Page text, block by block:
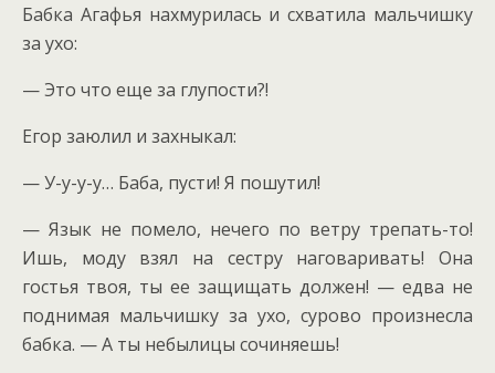
Бабка Агафья нахмурилась и схватила мальчишку
за ухо:
— Это что еще за глупости?!
Егор заюлил и захныкал:
— У-у-у-у… Баба, пусти! Я пошутил!
— Язык не помело, нечего по ветру трепать-то!
Ишь, моду взял на сестру наговаривать! Она
гостья твоя, ты ее защищать должен! — едва не
поднимая мальчишку за ухо, сурово произнесла
бабка. — А ты небылицы сочиняешь!